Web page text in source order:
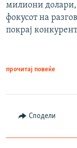
милиони долари,
фокусот на
покрај
прочитај повеќе
Сподели